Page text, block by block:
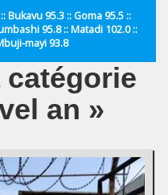
Bukavu 95.3 :: Goma 95.5 ::
95.8 :: Matadi 102.0 ::
mayi 93.8
an »